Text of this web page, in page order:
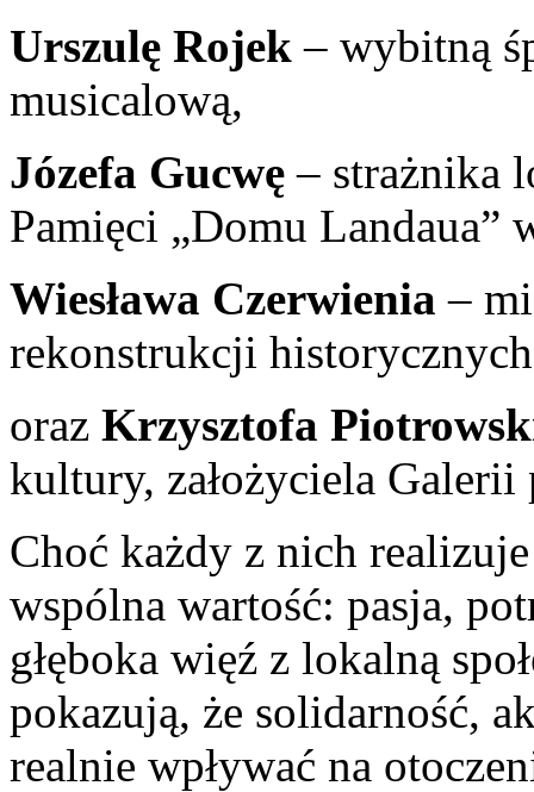
Urszulę Rojek – wybitną
musicalową,
Józefa Gucwę – strażnika
Pamięci „Domu Landaua”
Wiesława Czerwienia –
rekonstrukcji
oraz Krzysztofa
kultury, założyciela Galerii
Choć każdy z nich
wspólna wartość: pasja,
głęboka więź z lokalną
pokazują, że solidarność,
realnie wpływać na